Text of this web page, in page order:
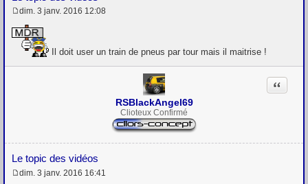
e
s
s
g
dim. 3 janv. 2016 12:08
Il doit user un train de pneus par tour mais il maitrise !
RSBlackAngel69
Clioteux Confirmé
Le topic des vidéos
Citation
dim. 3 janv. 2016 16:41